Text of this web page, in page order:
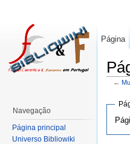
←
Página
Navegação
Página principal
Universo Bibliowiki